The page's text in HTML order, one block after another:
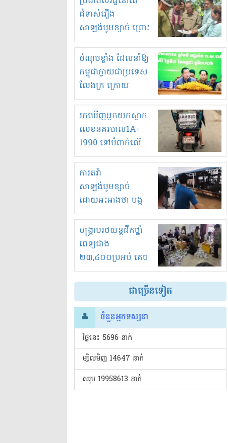
កំពង់តែគុបគិតគ្នា
ធ្វើសកម្មភាពរកស៊ីនិង
ស្តុកទំនិញគេចពន្ធ?
ជំទាស់រឿង
សាឡង់បូមខ្សាច់ ព្រោះ
ខ្លាចបាក់ច្រាំងទៀត!
ចំណុចខ្លាំង ដែលនាំឱ្យ
កម្ពុជាក្លាយជាប្រទេស
លែងក្រ ក្រោយ
ឆ្នាំ២០៣០
រកឃើញអ្នកយកស្លាក
លេខនគរបាល1A-
1990 ទៅបំពាក់លើ
ម៉ូតូរបស់ខ្លួន ដាកផ្លាក
រត់ឌុបហើយ
ការតវ៉ា
សាឡង់បូមខ្សាច់
ដោយអះអាងថា បង្ក
បាក់ច្រាំងទន្លេ និង
រំខានទាំងយប់ទាំងថ្ងៃ
បង្ក្រាបរថយន្តដឹកថ្នាំ
ពេទ្យជាង
២៣,៤០០ប្រអប់ គេច
ពន្ធនិងអត់ច្បាប់នាំ
ចូល!?
ជាច្រើនទៀត
ចំនួនអ្នកទស្សនា
ថ្ងៃនេះ​ 5696 នាក់
ម្សិលមិញ 14647 នាក់
សរុប 19958613 នាក់